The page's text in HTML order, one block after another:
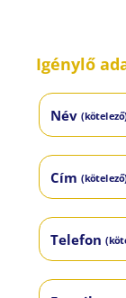
Igénylő
Név
Cím
Telefon